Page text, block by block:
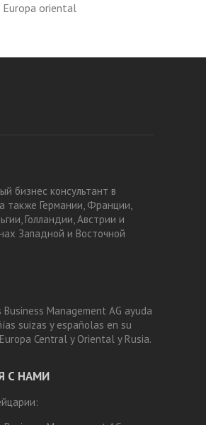
Europa oriental
бизнес консультант в
также Германии, Франции,
Голландии, Австрии и
Западной и Восточной
Management AG ayuda
suizas y españolas en su
Central y Oriental y Rusia.
С НАМИ